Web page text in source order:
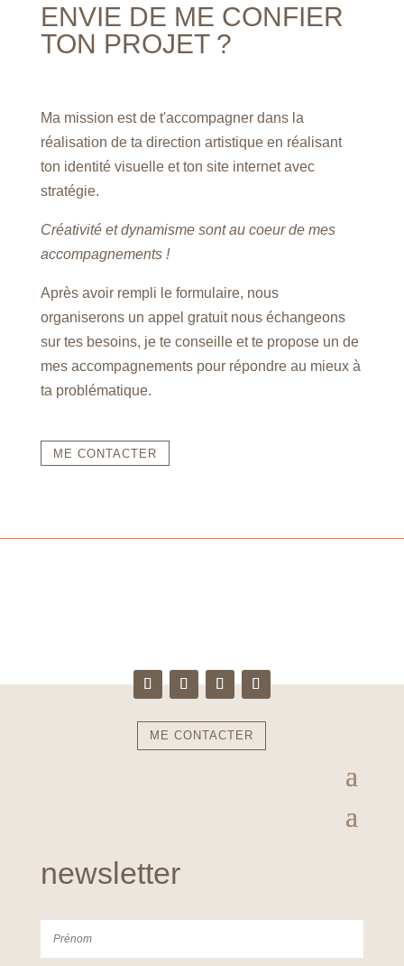
ENVIE DE ME CONFIER
TON PROJET ?
Ma mission est de t'accompagner dans la
réalisation de ta direction artistique en réalisant
ton identité visuelle et ton site internet avec
stratégie.
Créativité et dynamisme sont au coeur de mes
accompagnements !
Après avoir rempli le formulaire, nous
organiserons un appel gratuit nous échangeons
sur tes besoins, je te conseille et te propose un de
mes accompagnements pour répondre au mieux à
ta problématique.
ME CONTACTER
ME CONTACTER
newsletter